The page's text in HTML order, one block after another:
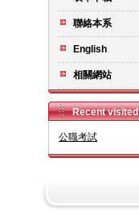
聯絡本系
English
相關網站
Recent visited
公職考試